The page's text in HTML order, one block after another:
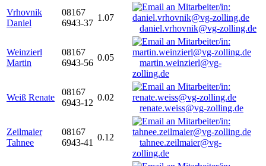
Vrhovnik
Daniel
08167
6943-37
1.07
daniel.vrhovnik@vg-zolling.de
Weinzierl
Martin
08167
6943-56
0.05
martin.weinzierl@vg-
zolling.de
Weiß Renate
08167
6943-12
0.02
renate.weiss@vg-zolling.de
Zeilmaier
Tahnee
08167
6943-41
0.12
tahnee.zeilmaier@vg-
zolling.de